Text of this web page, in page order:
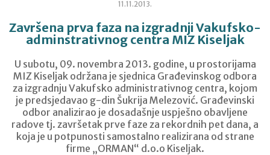
11.11.2013.
Završena prva faza na izgradnji Vakufsko-
adminstrativnog centra MIZ Kiseljak
U subotu, 09. novembra 2013. godine, u prostorijama
MIZ Kiseljak održana je sjednica Građevinskog odbora
za izgradnju Vakufsko administrativnog centra, kojom
je predsjedavao g-din Šukrija Melezović. Građevinski
odbor analizirao je dosadašnje uspješno obavljene
radove tj. završetak prve faze za rekordnih pet dana, a
koja je u potpunosti samostalno realizirana od strane
firme „ORMAN“ d.o.o Kiseljak.